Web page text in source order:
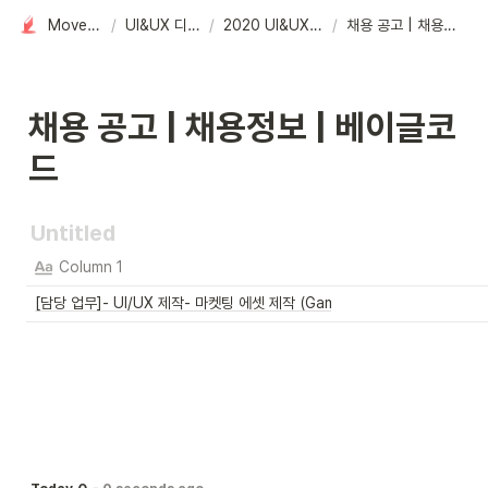
Moves in Design / UI&UX 디자인 스터디 / 2020 UI&UX 스터디방 자료 by.Hyo / 채용 공고 | 채용정보 | 베이글코드
채용 공고 | 채용정보 | 베이글코
드
Column 1
[담당 업무]- UI/UX 제작- 마켓팅 에셋 제작 (Game/Fb/Email)- 레이아웃